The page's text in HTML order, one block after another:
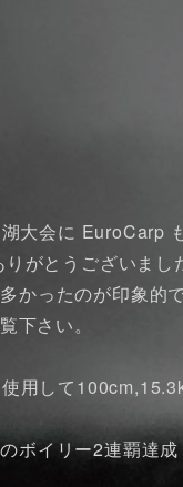
大会に EuroCarp
がとうございまし
かったのが印象的で
下さい。
用して
ボイリー2連覇達成